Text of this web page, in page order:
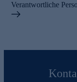
Verantwortliche